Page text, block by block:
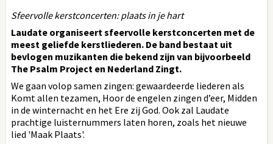
Sfeervolle kerstconcerten: plaats in je hart
Laudate organiseert sfeervolle kerstconcerten met de
meest geliefde kerstliederen. De band bestaat uit
bevlogen muzikanten die bekend zijn van bijvoorbeeld
The Psalm Project en Nederland Zingt.
We gaan volop samen zingen: gewaardeerde liederen als
Komt allen tezamen, Hoor de engelen zingen d’eer, Midden
in de winternacht en het Ere zij God. Ook zal Laudate
prachtige luisternummers laten horen, zoals het nieuwe
lied 'Maak Plaats'.